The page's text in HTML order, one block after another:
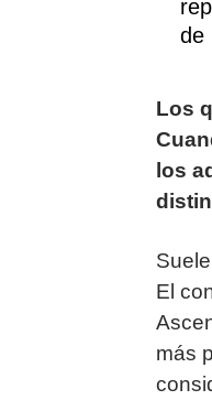
de
Los
los
El
más